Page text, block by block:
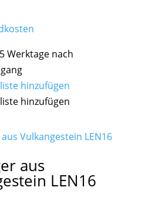
Werktage nach
hinzufügen
hinzufügen
aus
LEN16